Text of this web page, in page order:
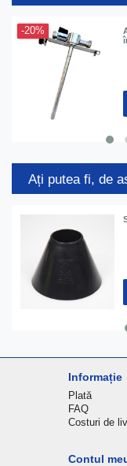
-20%
Ați putea fi, de
Informație
Plată
FAQ
Costuri de
Contul